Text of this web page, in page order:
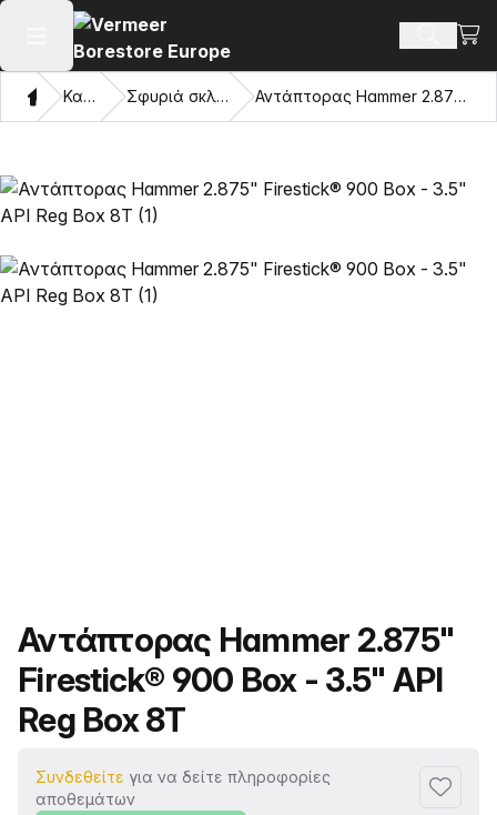
Άνοιγμα κύριου μενού
ΣπίτιΚατάλογος Σφυριά σκληρού δίσκου Mincon™ Αντάπτορας Hammer 2.875" Firestick® 900 Box - 3.5" API Reg Box 8T
Όνομα προϊόντος
Αντάπτορας Hammer 2.875"
Firestick® 900 Box - 3.5" API
Reg Box 8T
Συνδεθείτε για να δείτε πληροφορίες
αποθεμάτων